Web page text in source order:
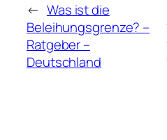
← Was ist die
Beleihungsgrenze? –
Ratgeber –
Deutschland